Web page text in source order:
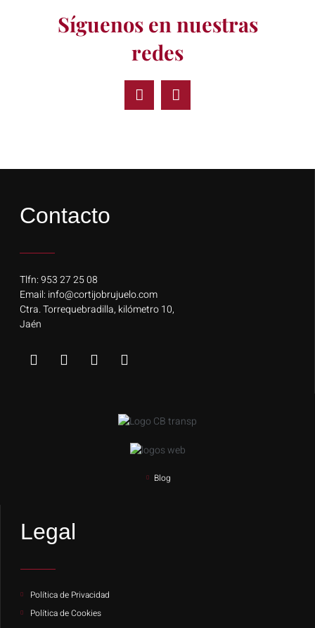
Síguenos en nuestras
redes
Contacto
Tlfn: 953 27 25 08
Email: info@cortijobrujuelo.com
Ctra. Torrequebradilla, kilómetro 10,
Jaén
Blog
Legal
Política de Privacidad
Política de Cookies